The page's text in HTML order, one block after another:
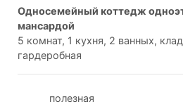
односемейный коттедж одноэтажный с жилой
мансардой
5 комнат, 1 кухня, 2 ванных,
гардеробная
полезная